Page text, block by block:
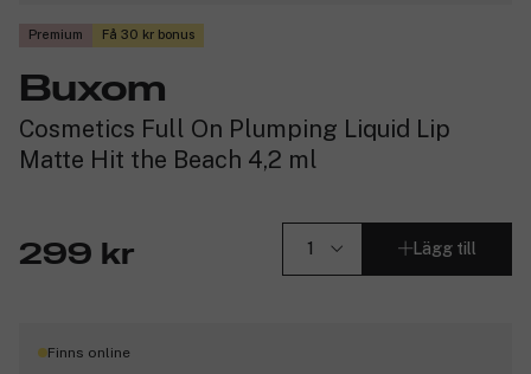
Premium Få 30 kr bonus
Buxom
Cosmetics Full On Plumping Liquid Lip
Matte Hit the Beach 4,2 ml
299 kr Lägg till
Finns online